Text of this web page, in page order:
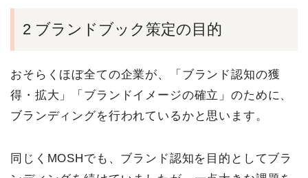
2 ブランドブック策定の目的
おそらくほぼ全ての企業が、「ブランド認知の獲
得・拡大」「ブランドイメージの確立」のために、
ブランディングを行われているかと思います。
同じくMOSHでも、ブランド認知を目的としてブラ